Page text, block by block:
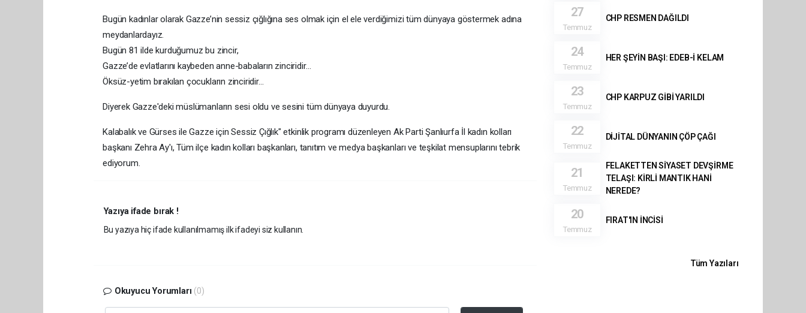
Bugün kadınlar olarak Gazze’nin sessiz çığlığına ses olmak için el ele verdiğimizi tüm dünyaya göstermek adına
meydanlardayız.
Bugün 81 ilde kurduğumuz bu zincir,
Gazze’de evlatlarını kaybeden anne-babaların zinciridir…
Öksüz-yetim bırakılan çocukların zinciridir…
Diyerek Gazze'deki müslümanların sesi oldu ve sesini tüm dünyaya duyurdu.
Kalabalık ve Gürses ile Gazze için Sessiz Çığlık" etkinlik programı düzenleyen Ak Parti Şanlıurfa İl kadın kolları
başkanı Zehra Ay'ı, Tüm ilçe kadın kolları başkanları, tanıtım ve medya başkanları ve teşkilat mensuplarını tebrik
ediyorum.
Yazıya ifade bırak !
Bu yazıya hiç ifade kullanılmamış ilk ifadeyi siz kullanın.
Okuyucu Yorumları (0)
27
Temmuz
CHP RESMEN DAĞILDI
24
Temmuz
HER ŞEYİN BAŞI: EDEB-İ KELAM
23
Temmuz
CHP KARPUZ GİBİ YARILDI
22
Temmuz
DİJİTAL DÜNYANIN ÇÖP ÇAĞI
21
Temmuz
FELAKETTEN SİYASET DEVŞİRME
TELAŞI: KİRLİ MANTIK HANİ
NEREDE?
20
Temmuz
FIRAT'IN İNCİSİ
Tüm Yazıları